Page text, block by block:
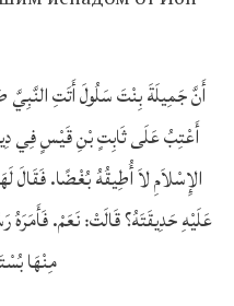
أَنَّ جَمِيلَةَ بِنْتَ سَلُولَ أَتَتِ النَّبِيَّ
أَعْتِبُ عَلَى ثَابِتٍ بْنِ قَيْسٍ فِي
الإِسْلاَمِ لاَ أُطِيقُهُ بُغْضًا. فَقَالَ
عَلَيْهِ حَدِيقَتَهُ؟ قَالَتْ: نَعَمْ. فَأَمَرَهُ
مِنْهَا